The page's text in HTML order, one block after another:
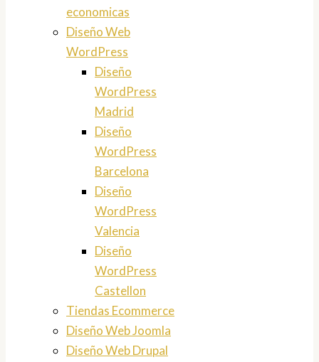
economicas
Diseño Web
WordPress
Diseño
WordPress
Madrid
Diseño
WordPress
Barcelona
Diseño
WordPress
Valencia
Diseño
WordPress
Castellon
Tiendas Ecommerce
Diseño Web Joomla
Diseño Web Drupal